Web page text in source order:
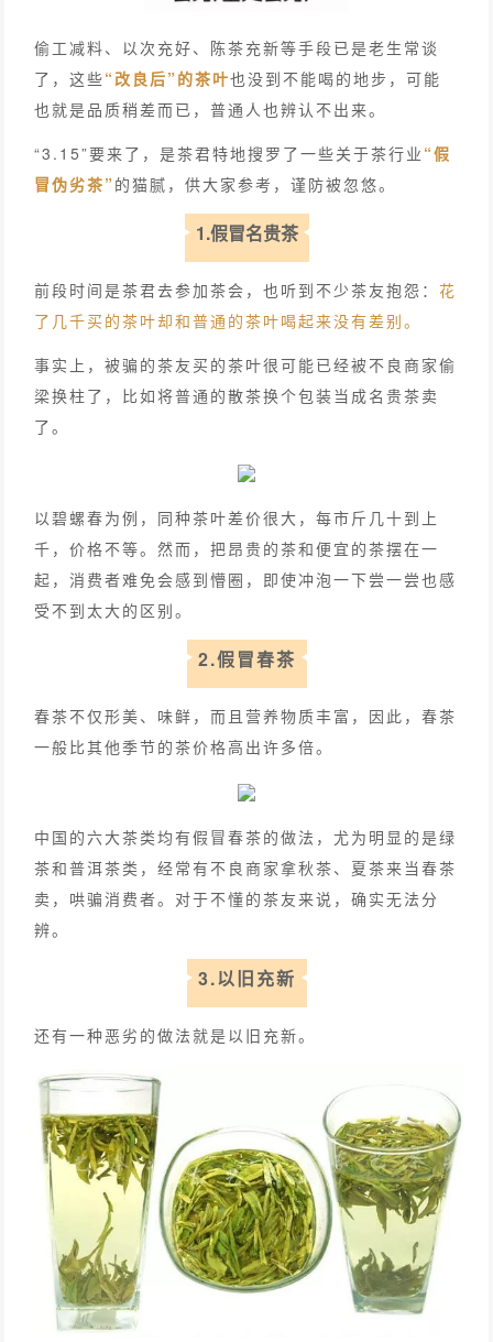
偷工减料、以次充好、陈茶充新等手段已是老生常谈
了，这些“改良后”的茶叶也没到不能喝的地步，可能
也就是品质稍差而已，普通人也辨认不出来。
“3.15”要来了，是茶君特地搜罗了一些关于茶行业 “假
冒伪劣茶”的猫腻，供大家参考，谨防被忽悠。
1.假冒名贵茶
前段时间是茶君去参加茶会，也听到不少茶友抱怨：花
了几千买的茶叶却和普通的茶叶喝起来没有差别。
事实上，被骗的茶友买的茶叶很可能已经被不良商家偷
梁换柱了，比如将普通的散茶换个包装当成名贵茶卖
了。
以碧螺春为例，同种茶叶差价很大，每市斤几十到上
千，价格不等。然而，把昂贵的茶和便宜的茶摆在一
起，消费者难免会感到懵圈，即使冲泡一下尝一尝也感
受不到太大的区别。
2.假冒春茶
春茶不仅形美、味鲜，而且营养物质丰富，因此，春茶
一般比其他季节的茶价格高出许多倍。
中国的六大茶类均有假冒春茶的做法，尤为明显的是绿
茶和普洱茶类，经常有不良商家拿秋茶、夏茶来当春茶
卖，哄骗消费者。对于不懂的茶友来说，确实无法分
辨。
3.以旧充新
还有一种恶劣的做法就是以旧充新。